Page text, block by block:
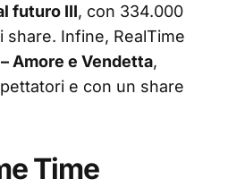
futuro III, con 334.000
share. Infine, RealTime
Amore e Vendetta,
e con un share
Time